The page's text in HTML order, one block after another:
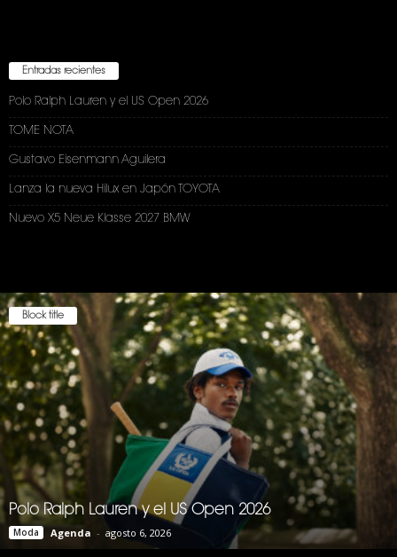
Entradas recientes
Polo Ralph Lauren y el US Open 2026
TOME NOTA
Gustavo Eisenmann Aguilera
Lanza la nueva Hilux en Japón TOYOTA
Nuevo X5 Neue Klasse 2027 BMW
Block title
Polo Ralph Lauren y el US Open 2026
Moda Agenda - agosto 6, 2026